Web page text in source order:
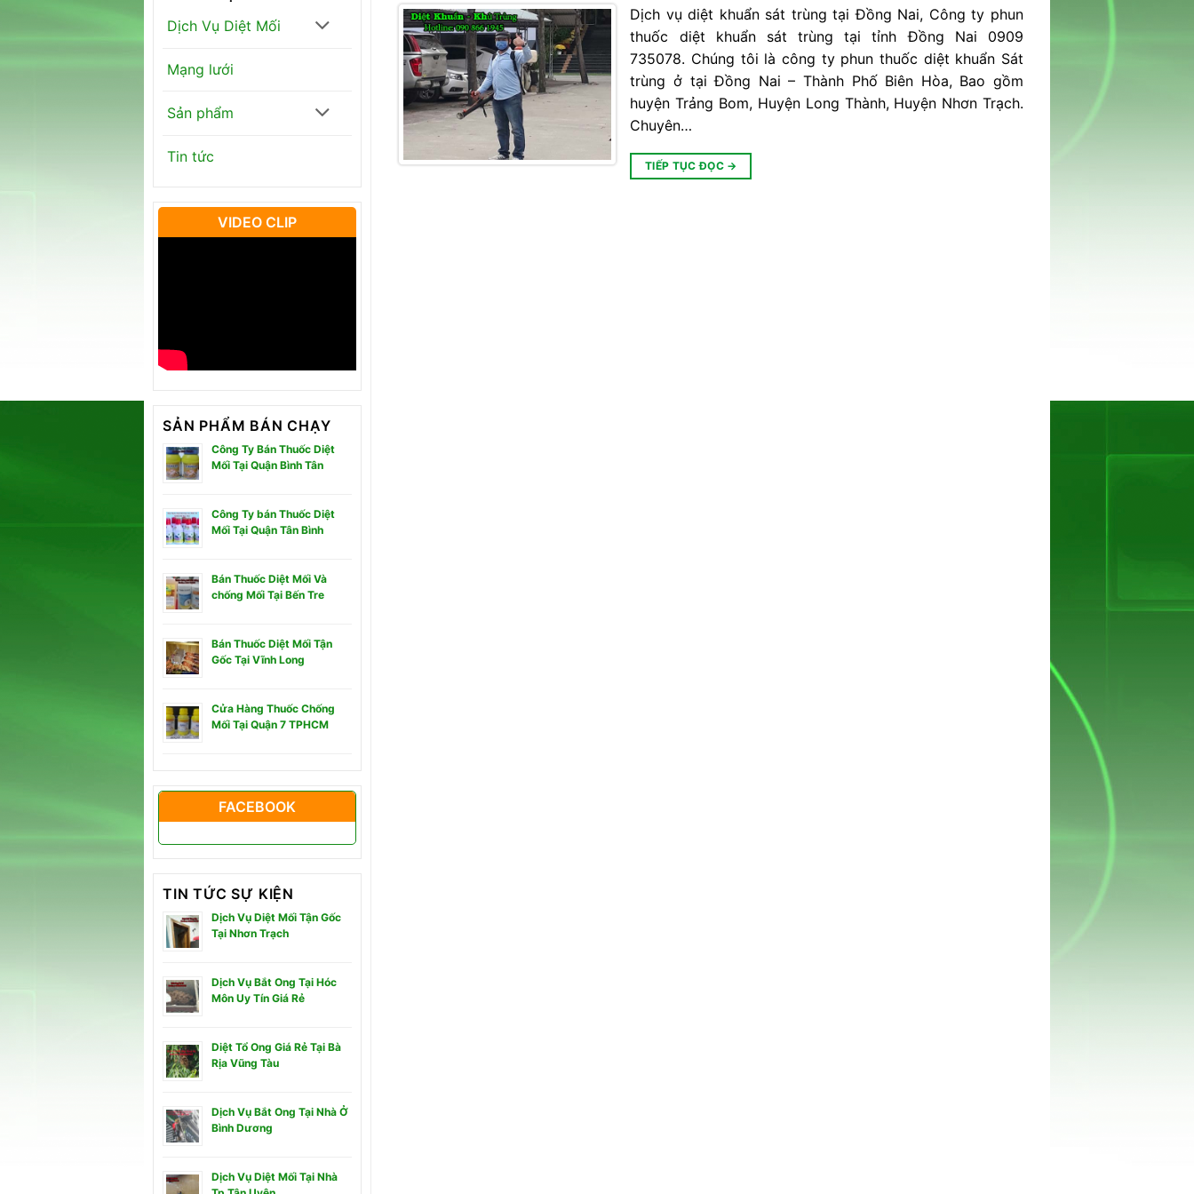
Dịch Vụ Diệt Mối
Mạng lưới
Sản phẩm
Tin tức
VIDEO CLIP
SẢN PHẨM BÁN CHẠY
Công Ty Bán Thuốc Diệt
Mối Tại Quận Bình Tân
Công Ty bán Thuốc Diệt
Mối Tại Quận Tân Bình
Bán Thuốc Diệt Mối Và
chống Mối Tại Bến Tre
Bán Thuốc Diệt Mối Tận
Gốc Tại Vĩnh Long
Cửa Hàng Thuốc Chống
Mối Tại Quận 7 TPHCM
FACEBOOK
TIN TỨC SỰ KIỆN
Dịch Vụ Diệt Mối Tận Gốc
Tại Nhơn Trạch
Dịch Vụ Bắt Ong Tại Hóc
Môn Uy Tín Giá Rẻ
Diệt Tổ Ong Giá Rẻ Tại Bà
Rịa Vũng Tàu
Dịch Vụ Bắt Ong Tại Nhà Ở
Bình Dương
Dịch Vụ Diệt Mối Tại Nhà
Dịch vụ diệt khuẩn sát trùng tại Đồng Nai, Công ty phun
thuốc diệt khuẩn sát trùng tại tỉnh Đồng Nai 0909
735078. Chúng tôi là công ty phun thuốc diệt khuẩn Sát
trùng ở tại Đồng Nai – Thành Phố Biên Hòa, Bao gồm
huyện Trảng Bom, Huyện Long Thành, Huyện Nhơn Trạch.
Chuyên…
TIẾP TỤC ĐỌC →